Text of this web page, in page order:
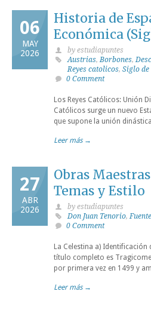
06
MAY
2026
Historia de
Económica
by estudiapuntes
Austrias,Borbones,
Reyes catolicos, Siglo de
0 Comment
Los Reyes Católicos: Unión
Católicos surge un nuevo
que supone la unión
Leer más →
27
ABR
2026
Obras
Temas y Estilo
by estudiapuntes
Don Juan Tenorio,
0 Comment
La Celestina a)
título completo es
por primera vez en 1499 y
Leer más →